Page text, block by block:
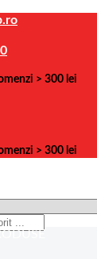
> 300 lei
> 300 lei